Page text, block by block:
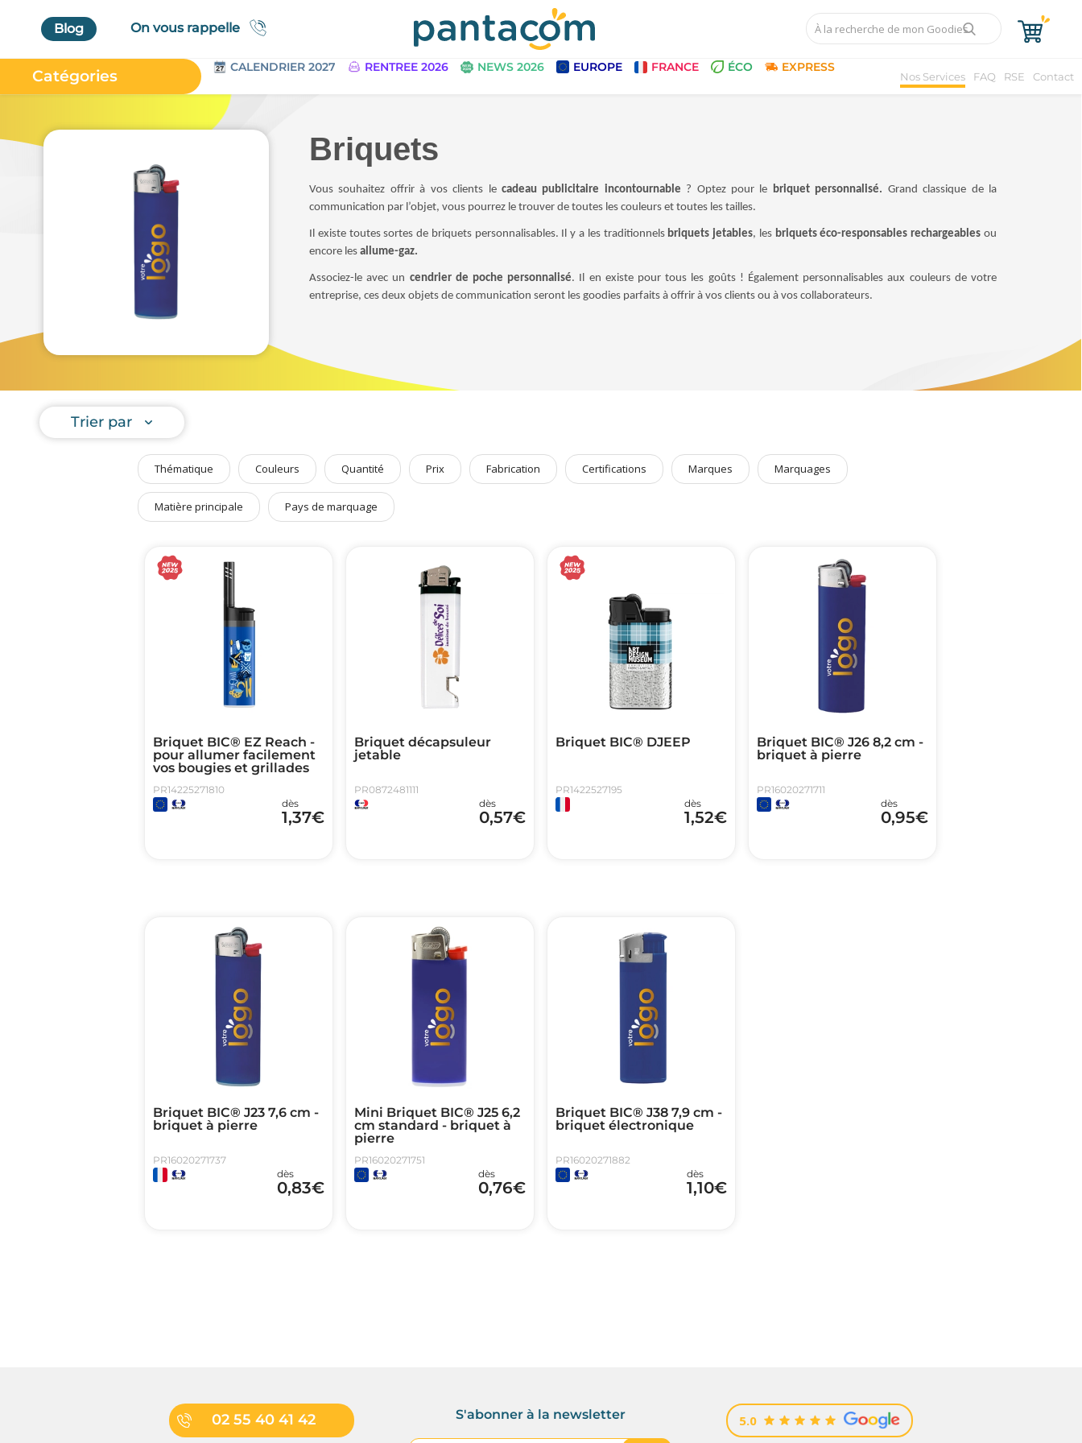
Blog On vous rappelle
Catégories CALENDRIER 2027 RENTREE 2026 NEWS 2026 EUROPE FRANCE ÉCO EXPRESS
Nos Services FAQ RSE Contact
Au Bureau
Bagageries & Sacs
Textiles & Accessoires
Vêtements de Travail
Parapluies & Parasols
Art de la Table
Bien être & Sécurité
Sports, loisirs & jouets
Accessoires Auto & Vélo
PLV & Mobiliers Pub
Temps Forts de l'Année
Evénement Entreprise
Briquets
Vous souhaitez offrir à vos clients le cadeau publicitaire incontournable ? Optez pour le briquet personnalisé. Grand classique de la
communication par l’objet, vous pourrez le trouver de toutes les couleurs et toutes les tailles.
Il existe toutes sortes de briquets personnalisables. Il y a les traditionnels briquets jetables, les briquets éco-responsables rechargeables ou
encore les allume-gaz.
Associez-le avec un cendrier de poche personnalisé. Il en existe pour tous les goûts ! Également personnalisables aux couleurs de votre
entreprise, ces deux objets de communication seront les goodies parfaits à offrir à vos clients ou à vos collaborateurs.
Trier par
Thématique Couleurs Quantité Prix Fabrication Certifications Marques Marquages
Matière principale Pays de marquage
Briquet BIC® EZ Reach -
pour allumer facilement
vos bougies et grillades
PR14225271810
dès
1,37€
Briquet décapsuleur
jetable
PR0872481111
dès
0,57€
Briquet BIC® DJEEP
PR1422527195
dès
1,52€
Briquet BIC® J26 8,2 cm -
briquet à pierre
PR16020271711
dès
0,95€
Briquet BIC® J23 7,6 cm -
briquet à pierre
PR16020271737
dès
0,83€
Mini Briquet BIC® J25 6,2
cm standard - briquet à
pierre
PR16020271751
dès
0,76€
Briquet BIC® J38 7,9 cm -
briquet électronique
PR16020271882
dès
1,10€
02 55 40 41 42 S'abonner à la newsletter 5.0